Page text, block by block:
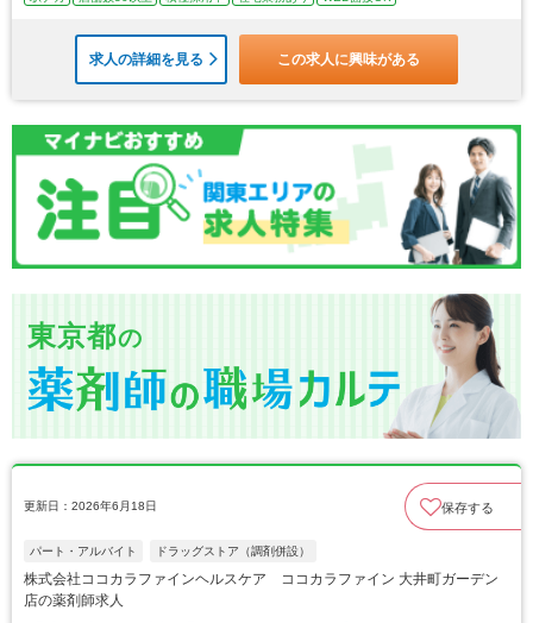
求人の詳細を見る この求人に興味がある
東京都の
更新日：2026年6月18日 保存する
パート・アルバイト ドラッグストア（調剤併設）
株式会社ココカラファインヘルスケア ココカラファイン 大井町ガーデン
店の薬剤師求人